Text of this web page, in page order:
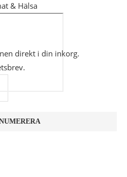
& Hälsa
direkt i din inkorg.